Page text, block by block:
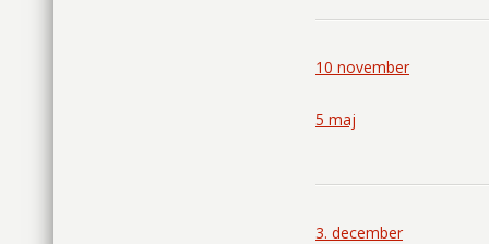
10 november
5 maj
3. december